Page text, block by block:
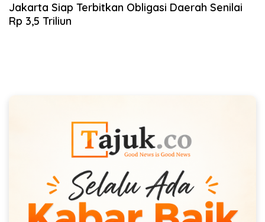
Jakarta Siap Terbitkan Obligasi Daerah Senilai
Rp 3,5 Triliun